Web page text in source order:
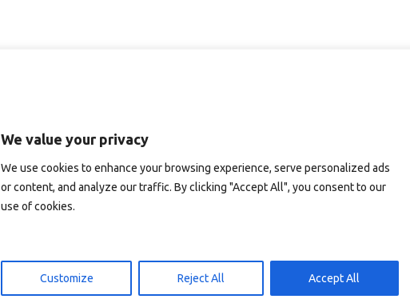
We value your privacy
We use cookies to enhance your browsing experience, serve personalized ads
or content, and analyze our traffic. By clicking "Accept All", you consent to our
use of cookies.
Customize Reject All Accept All